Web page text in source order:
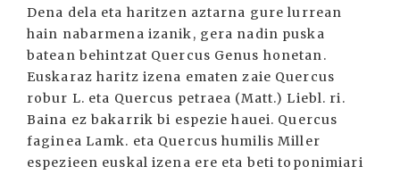
Dena dela eta haritzen aztarna gure lurrean
hain nabarmena izanik, gera nadin puska
batean behintzat Quercus Genus honetan.
Euskaraz haritz izena ematen zaie Quercus
robur L. eta Quercus petraea (Matt.) Liebl. ri.
Baina ez bakarrik bi espezie hauei. Quercus
faginea Lamk. eta Quercus humilis Miller
espezieen euskal izena ere eta beti toponimiari